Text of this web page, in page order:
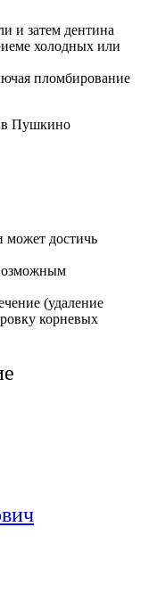
и затем дентина
холодных или
пломбирование
может достичь
(удаление
корневых